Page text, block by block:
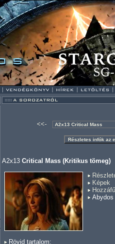
<<-
A2x13 Critical Mass (Kritikus tömeg)
Képek
Abydos
Rövid tartalom: